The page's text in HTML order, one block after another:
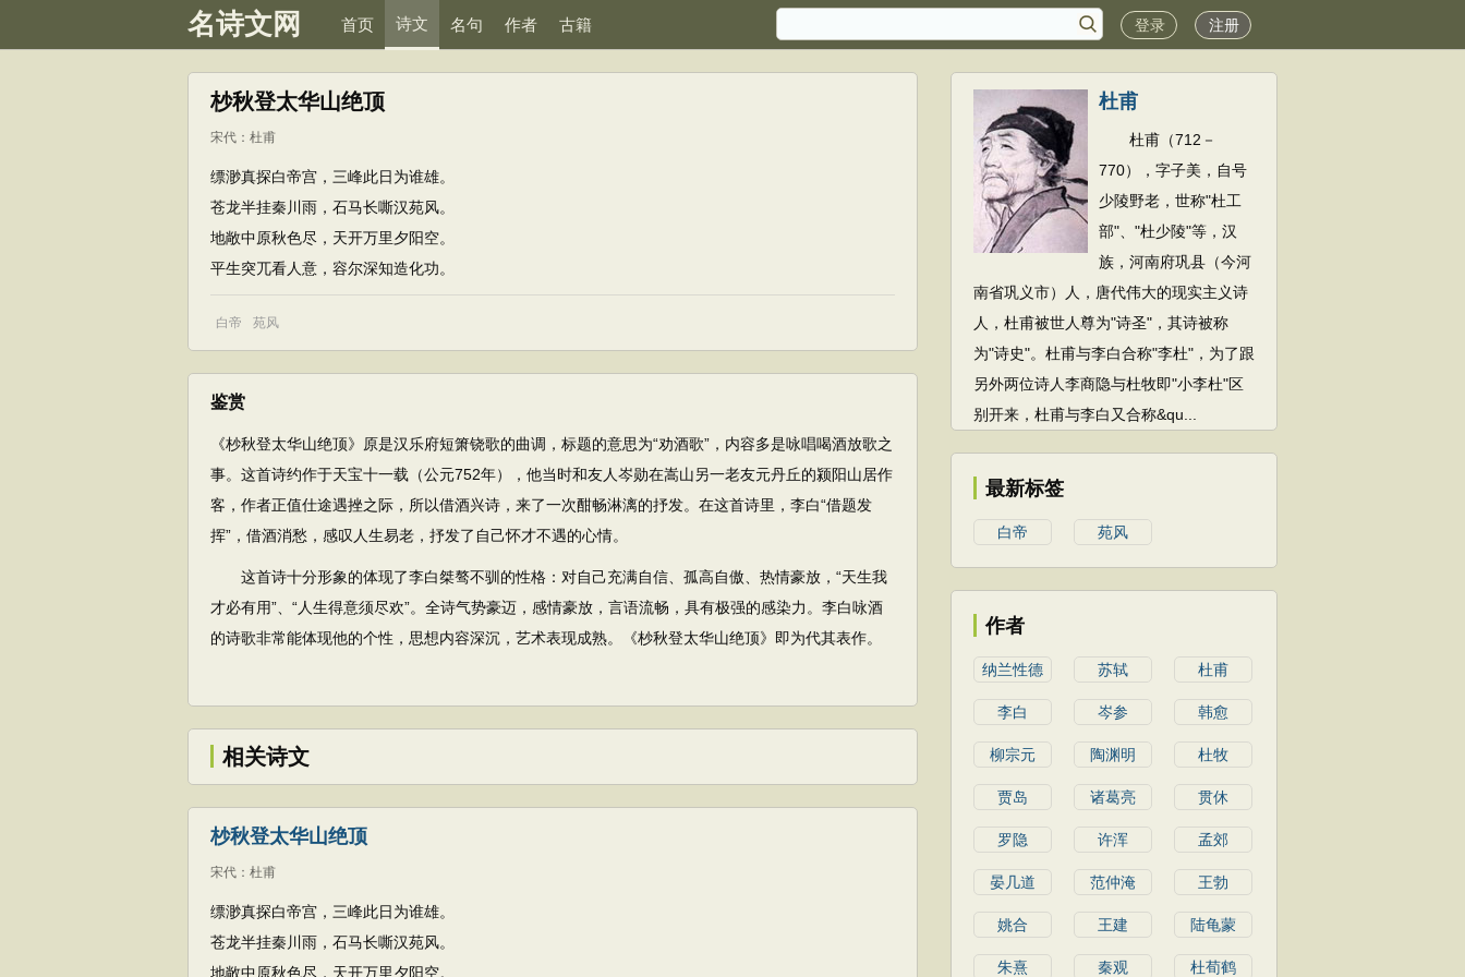
名诗文网 首页 诗文 名句 作者 古籍 登录 注册
杪秋登太华山绝顶
宋代 ： 杜甫
缥渺真探白帝宫，三峰此日为谁雄。
苍龙半挂秦川雨，石马长嘶汉苑风。
地敞中原秋色尽，天开万里夕阳空。
平生突兀看人意，容尔深知造化功。
白帝 苑风
鉴赏
《杪秋登太华山绝顶》原是汉乐府短箫铙歌的曲调，标题的意思为“劝酒歌”，内容多是咏唱喝酒放歌之
事。这首诗约作于天宝十一载（公元752年），他当时和友人岑勋在嵩山另一老友元丹丘的颍阳山居作
客，作者正值仕途遇挫之际，所以借酒兴诗，来了一次酣畅淋漓的抒发。在这首诗里，李白“借题发
挥”，借酒消愁，感叹人生易老，抒发了自己怀才不遇的心情。
这首诗十分形象的体现了李白桀骜不驯的性格：对自己充满自信、孤高自傲、热情豪放，“天生我
才必有用”、“人生得意须尽欢”。全诗气势豪迈，感情豪放，言语流畅，具有极强的感染力。李白咏酒
的诗歌非常能体现他的个性，思想内容深沉，艺术表现成熟。《杪秋登太华山绝顶》即为代其表作。
相关诗文
杪秋登太华山绝顶
宋代 ： 杜甫
缥渺真探白帝宫，三峰此日为谁雄。
苍龙半挂秦川雨，石马长嘶汉苑风。
地敞中原秋色尽，天开万里夕阳空。
杜甫
杜甫（712－
770），字子美，自号
少陵野老，世称"杜工
部"、"杜少陵"等，汉
族，河南府巩县（今河
南省巩义市）人，唐代伟大的现实主义诗
人，杜甫被世人尊为"诗圣"，其诗被称
为"诗史"。杜甫与李白合称"李杜"，为了跟
另外两位诗人李商隐与杜牧即"小李杜"区
别开来，杜甫与李白又合称&qu...
最新标签
白帝 苑风
作者
纳兰性德 苏轼 杜甫
李白 岑参 韩愈
柳宗元 陶渊明 杜牧
贾岛 诸葛亮 贯休
罗隐 许浑 孟郊
晏几道 范仲淹 王勃
姚合 王建 陆龟蒙
朱熹 秦观 杜荀鹤